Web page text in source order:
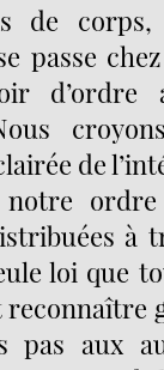
de corps,
passe
d’ordre
de
à
loi que
pas aux